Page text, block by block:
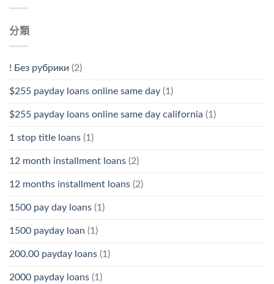
分類
! Без рубрики (2)
$255 payday loans online same day (1)
$255 payday loans online same day california (1)
1 stop title loans (1)
12 month installment loans (2)
12 months installment loans (2)
1500 pay day loans (1)
1500 payday loan (1)
200.00 payday loans (1)
2000 payday loans (1)